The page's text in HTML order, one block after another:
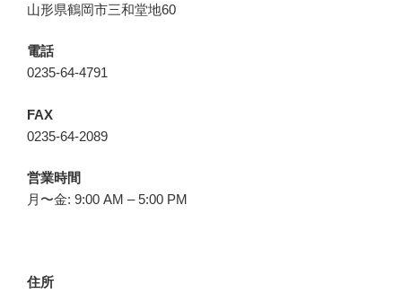
山形県鶴岡市三和堂地60
電話
0235-64-4791
FAX
0235-64-2089
営業時間
月〜金: 9:00 AM – 5:00 PM
住所